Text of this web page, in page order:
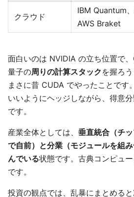
クラウド
IBM Quantum
AWS Braket
面白いのは NVIDIA の立ち位置で、
量子の周りの計算スタック を握ろ
まさに昔 CUDA でやったことです
いいようにヘッジしながら、得意
です。
産業全体としては、 垂直統合（チ
で自前）と分業（モジュールを組
んでいる状態です。古典コンピュ
です。
投資の観点では、乱暴にまとめると